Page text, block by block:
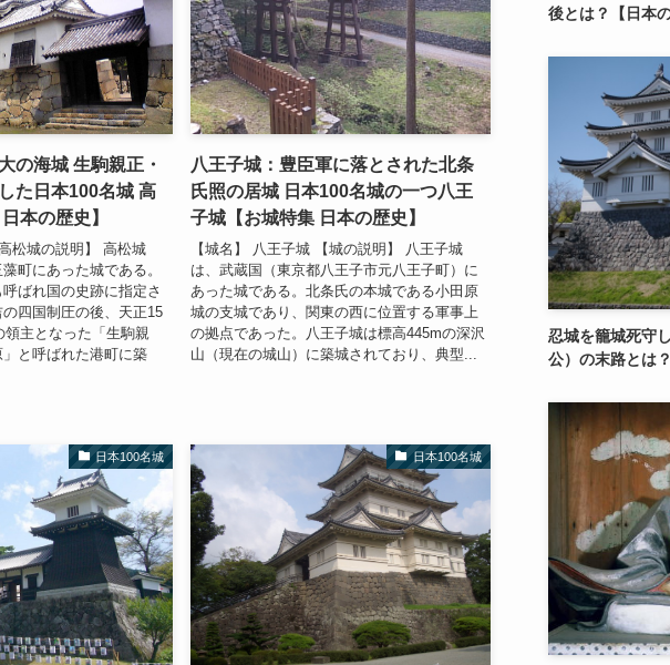
の海城 生駒親正・
た日本100名城 高
本の歴史】
松城の説明】 高松城
町にあった城である。
ばれ国の史跡に指定さ
四国制圧の後、天正15
領主となった「生駒親
と呼ばれた港町に築
八王子城：豊臣軍に落とされた北条
氏照の居城 日本100名城の一つ八王
子城【お城特集 日本の歴史】
【城名】 八王子城 【城の説明】 八王子城
は、武蔵国（東京都八王子市元八王子町）に
あった城である。北条氏の本城である小田原
城の支城であり、関東の西に位置する軍事上
の拠点であった。八王子城は標高445mの深沢
山（現在の城山）に築城されており、典型...
日本100名城 日本100名城
後とは？【日本
忍城を籠城死守
公）の末路とは